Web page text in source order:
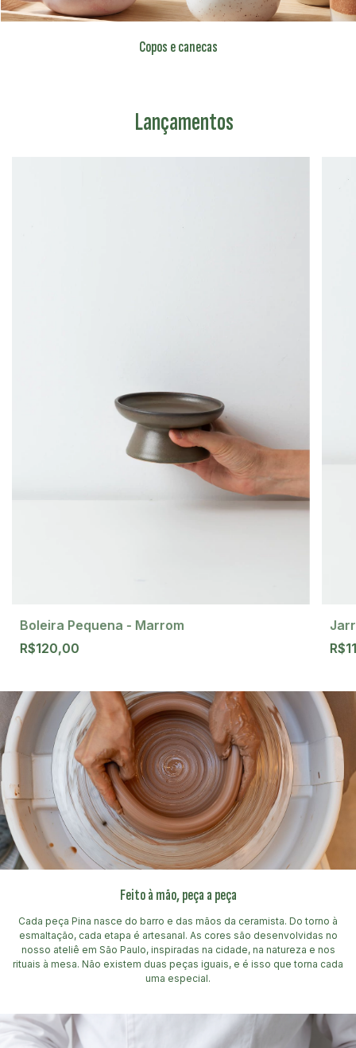
Copos e canecas
Lançamentos
Boleira Pequena - Marrom
R$120,00
Feito à mão, peça a peça
Cada peça Pina nasce do barro e das mãos da ceramista. Do torno à
esmaltação, cada etapa é artesanal. As cores são desenvolvidas no
nosso ateliê em São Paulo, inspiradas na cidade, na natureza e nos
rituais à mesa. Não existem duas peças iguais, e é isso que torna cada
uma especial.